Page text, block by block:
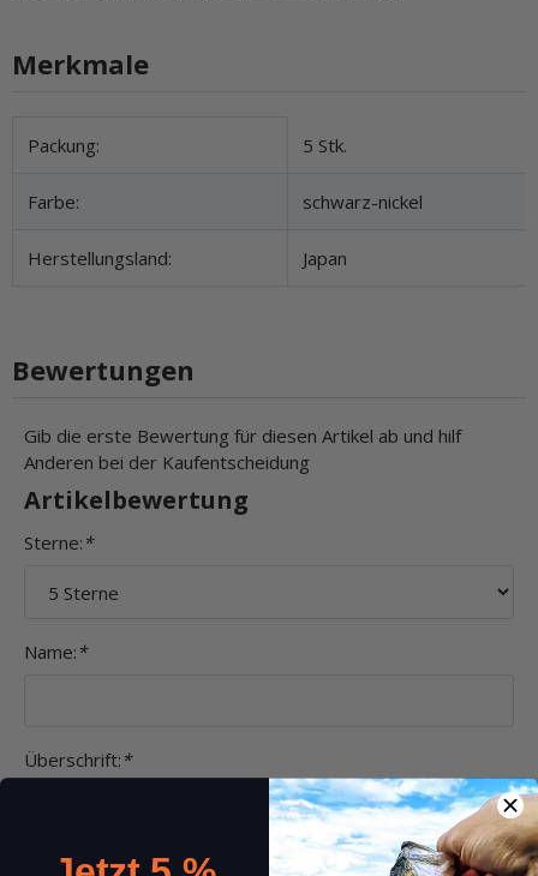
Merkmale
Produkteigenschaft
Wert
Packung: 5 Stk.
Farbe: schwarz-nickel
Herstellungsland: Japan
Bewertungen
Gib die erste Bewertung für diesen Artikel ab und hilf
Anderen bei der Kaufentscheidung
Artikelbewertung
Sterne: *
Name: *
Überschrift: *
Kommentar:*